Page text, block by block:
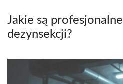
Jakie są
dezynsekcji?